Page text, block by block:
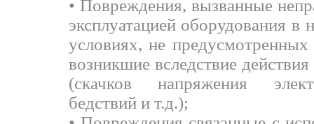
• Повреждения, вызванные
эксплуатацией оборудования
условиях, не
возникшие вследствие
(скачков напряжения
бедствий и т.д.);